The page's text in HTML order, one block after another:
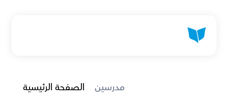
الصفحة الرئيسية مدرسين